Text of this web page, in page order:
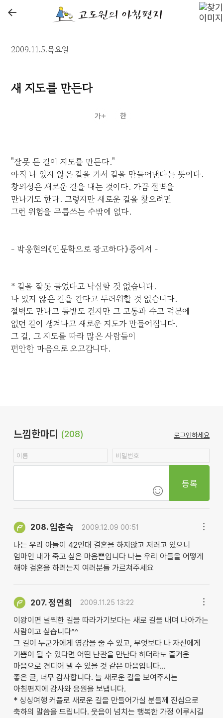
←
2009.11.5.목요일
새 지도를 만든다
"잘못 든 길이 지도를 만든다."
아직 나 있지 않은 길을 가서 길을 만들어낸다는 뜻이다.
창의성은 새로운 길을 내는 것이다. 가끔 절벽을
만나기도 한다. 그렇지만 새로운 길을 찾으려면
그런 위험을 무릅쓰는 수밖에 없다.
- 박웅현의《인문학으로 광고하다》중에서 -
* 길을 잘못 들었다고 낙심할 것 없습니다.
나 있지 않은 길을 간다고 두려워할 것 없습니다.
절벽도 만나고 돌밭도 걷지만 그 고통과 수고 덕분에
없던 길이 생겨나고 새로운 지도가 만들어집니다.
그 길, 그 지도를 따라 많은 사람들이
편안한 마음으로 오고갑니다.
느낌한마디 (208) 로그인하세요
등록
208. 임춘숙 2009.12.09 00:51
나는 우리 아들이 42인대 결혼을 하지않고 저러고 있으니
엄마인 내가 죽고 싶은 마음쁜입니다 나는 우리 아들을 어떻게
해야 걸혼을 하려는지 여러분들 가르쳐주세요
207.정연희 2009.11.25 13:22
이왕이면 널찍한 길을 따라가기보다는 새로 길을 내며 나아가는
사람이고 싶습니다^^
그 길이 누군가에게 영감을 줄 수 있고, 무엇보다 나 자신에게
기쁨이 될 수 있다면 어떤 난관을 만난다 하더라도 즐거운
마음으로 견디어 낼 수 있을 것 같은 마음입니다...
좋은 글, 너무 감사합니다. 늘 새로운 길을 보여주시는
아침편지에 감사와 응원을 보냅니다.
* 싱싱여행 커플로 새로운 길을 만들어가실 분들께 진심으로
축하의 말씀을 드립니다. 웃음이 넘치는 행복한 가정 이루시길